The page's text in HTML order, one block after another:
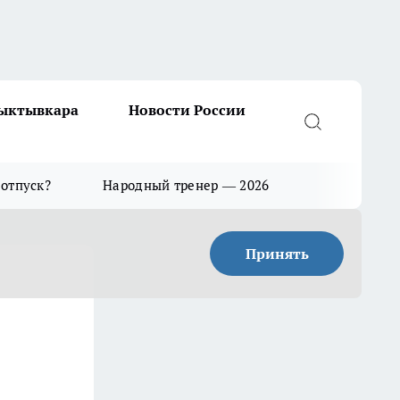
Новости России
Народный тренер — 2026
Принять